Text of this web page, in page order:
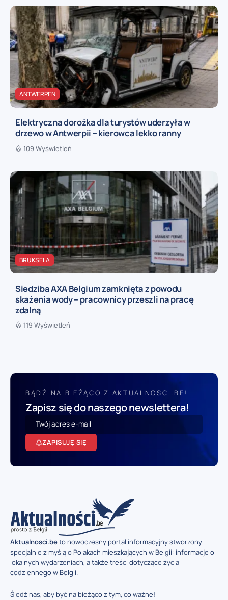
ANTWERPEN
Elektryczna dorożka dla turystów uderzyła w
drzewo w Antwerpii – kierowca lekko ranny
109 Wyświetleń
BRUKSELA
Siedziba AXA Belgium zamknięta z powodu
skażenia wody – pracownicy przeszli na pracę
zdalną
119 Wyświetleń
BĄDŹ NA BIEŻĄCO Z AKTUALNOSCI.BE!
Zapisz się do naszego newslettera!
ZAPISUJĘ SIĘ
Aktualnosci.beto nowoczesny portal informacyjny stworzony
specjalnie z myślą o Polakach mieszkających w Belgii: informacje o
lokalnych wydarzeniach, a także treści dotyczące życia
codziennego w Belgii.
Śledź nas, aby być na bieżąco z tym, co ważne!